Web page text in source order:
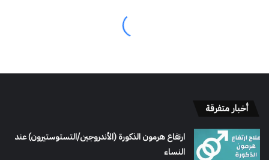
أخبار متفرقة
ارتفاع هرمون الذكورة (الأندروجين/التستوستيرون) عند
النساء